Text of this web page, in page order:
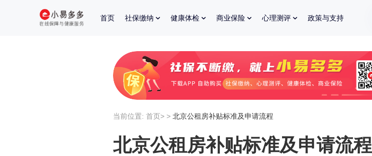
首页 社保缴纳 健康体检 商业保险 心理测评 政策与支持
当前位置: 首页> > 北京公租房补贴标准及申请流程
北京公租房补贴标准及申请流程